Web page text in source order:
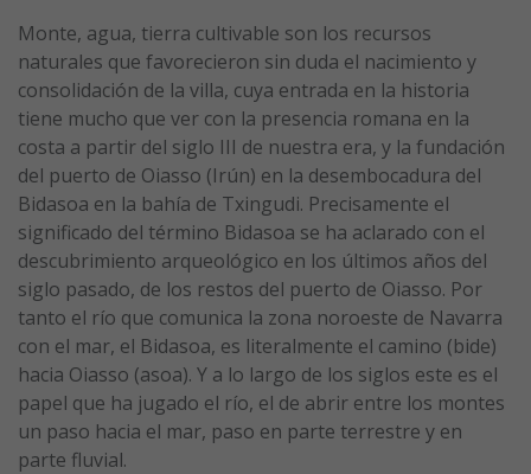
Monte, agua, tierra cultivable son los recursos
naturales que favorecieron sin duda el nacimiento y
consolidación de la villa, cuya entrada en la historia
tiene mucho que ver con la presencia romana en la
costa a partir del siglo III de nuestra era, y la fundación
del puerto de Oiasso (Irún) en la desembocadura del
Bidasoa en la bahía de Txingudi. Precisamente el
significado del término Bidasoa se ha aclarado con el
descubrimiento arqueológico en los últimos años del
siglo pasado, de los restos del puerto de Oiasso. Por
tanto el río que comunica la zona noroeste de Navarra
con el mar, el Bidasoa, es literalmente el camino (bide)
hacia Oiasso (asoa). Y a lo largo de los siglos este es el
papel que ha jugado el río, el de abrir entre los montes
un paso hacia el mar, paso en parte terrestre y en
parte fluvial.